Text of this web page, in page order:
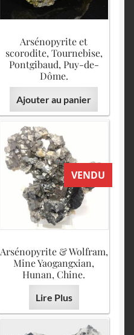
Arsénopyrite et
scorodite, Tournebise,
Pontgibaud, Puy-de-
Dôme.
Ajouter au panier
VENDU
Arsénopyrite & Wolfram,
Mine Yaogangxian,
Hunan, Chine.
Lire Plus